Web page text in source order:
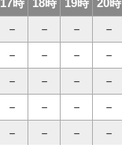
17時 18時 19時 20時
－ － － －
－ － － －
－ － － －
－ － － －
－ － － －